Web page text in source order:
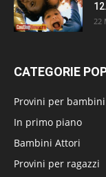
22
CATEGORIE
Provini per bambini
In primo piano
Bambini Attori
Provini per ragazzi